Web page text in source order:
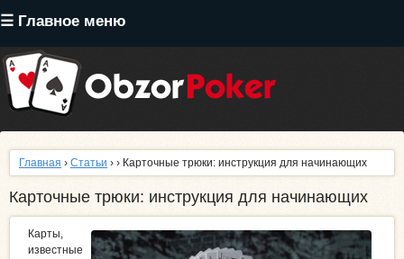
☰ Главное меню
содержанию
Главная › Статьи › › Карточные трюки: инструкция для начинающих
Карточные трюки: инструкция для начинающих
Карты,
известные